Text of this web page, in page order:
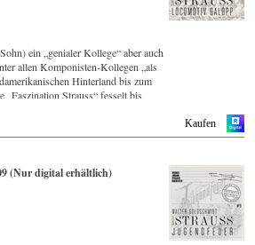
ein „genialer Kollege“ aber auch
allen Komponisten-Kollegen „als
Hinterland bis zum
„Faszination Strauss“ fesselt bis
Aufnahme aus den Jahren 1988
für die nach wie vor
und Aktualität dieser Musik.
Kaufen
(Nur digital erhältlich)